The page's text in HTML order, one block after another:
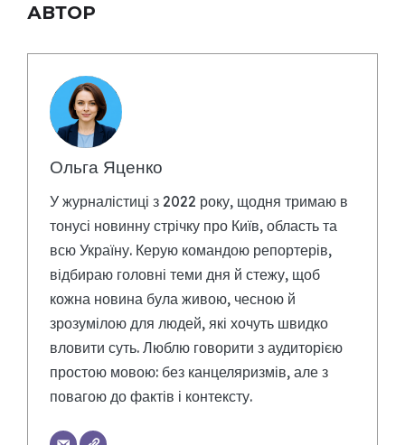
АВТОР
Ольга Яценко
У журналістиці з 2022 року, щодня тримаю в
тонусі новинну стрічку про Київ, область та
всю Україну. Керую командою репортерів,
відбираю головні теми дня й стежу, щоб
кожна новина була живою, чесною й
зрозумілою для людей, які хочуть швидко
вловити суть. Люблю говорити з аудиторією
простою мовою: без канцеляризмів, але з
повагою до фактів і контексту.